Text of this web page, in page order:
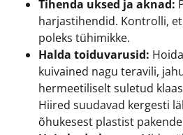
Tihenda uksed ja aknad:
harjastihendid. Kontrolli,
poleks tühimikke.
Halda toiduvarusid:
kuivained nagu teravili,
hermeetiliselt suletud
Hiired suudavad kergesti
õhukesest plastist